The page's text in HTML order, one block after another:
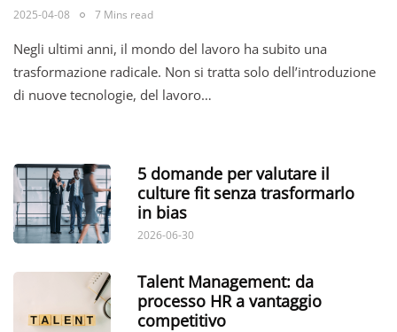
2025-04-08 7 Mins read
Negli ultimi anni, il mondo del lavoro ha subito una
trasformazione radicale. Non si tratta solo dell’introduzione
di nuove tecnologie, del lavoro…
5 domande per valutare il
culture fit senza trasformarlo
in bias
2026-06-30
Talent Management: da
processo HR a vantaggio
competitivo